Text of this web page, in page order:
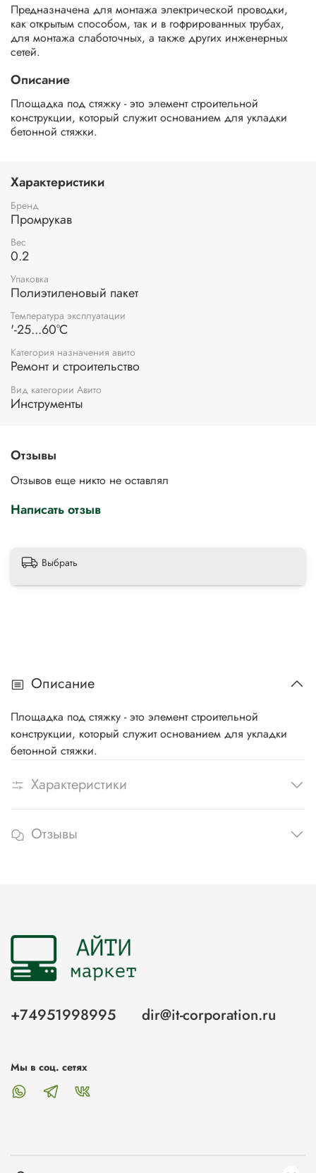
Предназначена для монтажа электрической проводки,
как открытым способом, так и в гофрированных трубах,
для монтажа слаботочных, а также других инженерных
сетей.
Описание
Площадка под стяжку - это элемент строительной
конструкции, который служит основанием для укладки
бетонной стяжки.
Характеристики
Бренд
Промрукав
Вес
0.2
Упаковка
Полиэтиленовый пакет
Температура эксплуатации
'-25...60°C
Категория назначения авито
Ремонт и строительство
Вид категории Авито
Инструменты
Отзывы
Отзывов еще никто не оставлял
Написать отзыв
Выбрать
Описание
Площадка под стяжку - это элемент строительной
конструкции, который служит основанием для укладки
бетонной стяжки.
Характеристики
Отзывы
+74951998995 dir@it-corporation.ru
Мы в соц. сетях